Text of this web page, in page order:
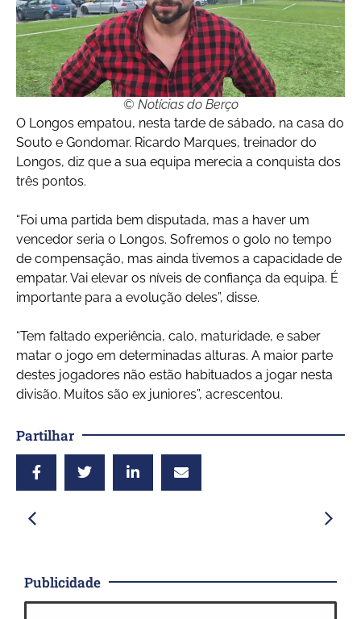
© Notícias do Berço
O Longos empatou, nesta tarde de sábado, na casa do
Souto e Gondomar. Ricardo Marques, treinador do
Longos, diz que a sua equipa merecia a conquista dos
três pontos.
“Foi uma partida bem disputada, mas a haver um
vencedor seria o Longos. Sofremos o golo no tempo
de compensação, mas ainda tivemos a capacidade de
empatar. Vai elevar os níveis de confiança da equipa. É
importante para a evolução deles”, disse.
“Tem faltado experiência, calo, maturidade, e saber
matar o jogo em determinadas alturas. A maior parte
destes jogadores não estão habituados a jogar nesta
divisão. Muitos são ex juniores”, acrescentou.
Partilhar
Publicidade